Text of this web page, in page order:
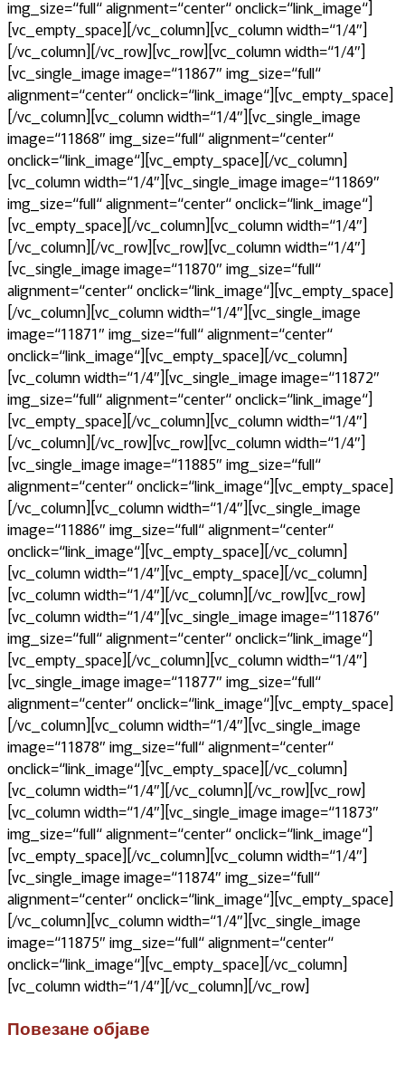
img_size=“full“ alignment=“center“ onclick=“link_image“]
[vc_empty_space][/vc_column][vc_column width=“1/4″]
[/vc_column][/vc_row][vc_row][vc_column width=“1/4″]
[vc_single_image image=“11867″ img_size=“full“
alignment=“center“ onclick=“link_image“][vc_empty_space]
[/vc_column][vc_column width=“1/4″][vc_single_image
image=“11868″ img_size=“full“ alignment=“center“
onclick=“link_image“][vc_empty_space][/vc_column]
[vc_column width=“1/4″][vc_single_image image=“11869″
img_size=“full“ alignment=“center“ onclick=“link_image“]
[vc_empty_space][/vc_column][vc_column width=“1/4″]
[/vc_column][/vc_row][vc_row][vc_column width=“1/4″]
[vc_single_image image=“11870″ img_size=“full“
alignment=“center“ onclick=“link_image“][vc_empty_space]
[/vc_column][vc_column width=“1/4″][vc_single_image
image=“11871″ img_size=“full“ alignment=“center“
onclick=“link_image“][vc_empty_space][/vc_column]
[vc_column width=“1/4″][vc_single_image image=“11872″
img_size=“full“ alignment=“center“ onclick=“link_image“]
[vc_empty_space][/vc_column][vc_column width=“1/4″]
[/vc_column][/vc_row][vc_row][vc_column width=“1/4″]
[vc_single_image image=“11885″ img_size=“full“
alignment=“center“ onclick=“link_image“][vc_empty_space]
[/vc_column][vc_column width=“1/4″][vc_single_image
image=“11886″ img_size=“full“ alignment=“center“
onclick=“link_image“][vc_empty_space][/vc_column]
[vc_column width=“1/4″][vc_empty_space][/vc_column]
[vc_column width=“1/4″][/vc_column][/vc_row][vc_row]
[vc_column width=“1/4″][vc_single_image image=“11876″
img_size=“full“ alignment=“center“ onclick=“link_image“]
[vc_empty_space][/vc_column][vc_column width=“1/4″]
[vc_single_image image=“11877″ img_size=“full“
alignment=“center“ onclick=“link_image“][vc_empty_space]
[/vc_column][vc_column width=“1/4″][vc_single_image
image=“11878″ img_size=“full“ alignment=“center“
onclick=“link_image“][vc_empty_space][/vc_column]
[vc_column width=“1/4″][/vc_column][/vc_row][vc_row]
[vc_column width=“1/4″][vc_single_image image=“11873″
img_size=“full“ alignment=“center“ onclick=“link_image“]
[vc_empty_space][/vc_column][vc_column width=“1/4″]
[vc_single_image image=“11874″ img_size=“full“
alignment=“center“ onclick=“link_image“][vc_empty_space]
[/vc_column][vc_column width=“1/4″][vc_single_image
image=“11875″ img_size=“full“ alignment=“center“
onclick=“link_image“][vc_empty_space][/vc_column]
[vc_column width=“1/4″][/vc_column][/vc_row]
Повезане објаве